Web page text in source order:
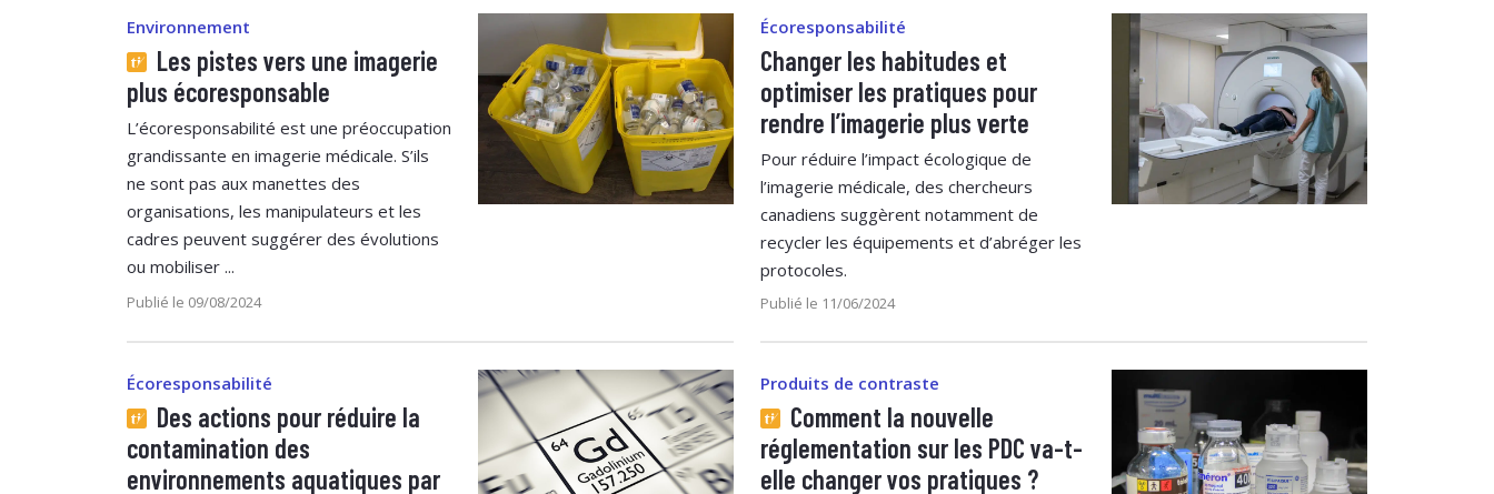
Environnement
Les pistes vers une imagerie
plus écoresponsable
L’écoresponsabilité est une préoccupation
grandissante en imagerie médicale. S’ils
ne sont pas aux manettes des
organisations, les manipulateurs et les
cadres peuvent suggérer des évolutions
ou mobiliser ...
Publié le 09/08/2024
Écoresponsabilité
Changer les habitudes et
optimiser les pratiques pour
rendre l’imagerie plus verte
Pour réduire l’impact écologique de
l’imagerie médicale, des chercheurs
canadiens suggèrent notamment de
recycler les équipements et d’abréger les
protocoles.
Publié le 11/06/2024
Écoresponsabilité
Des actions pour réduire la
contamination des
environnements aquatiques par
Produits de contraste
Comment la nouvelle
réglementation sur les PDC va-t-
elle changer vos pratiques ?